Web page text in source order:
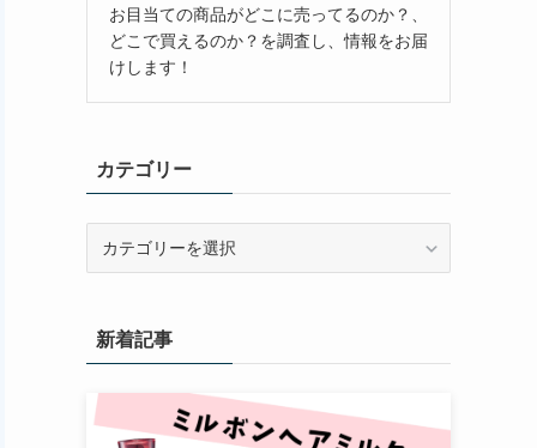
お目当ての商品がどこに売ってるのか？、
どこで買えるのか？を調査し、情報をお届
けします！
カテゴリー
ー新着記事